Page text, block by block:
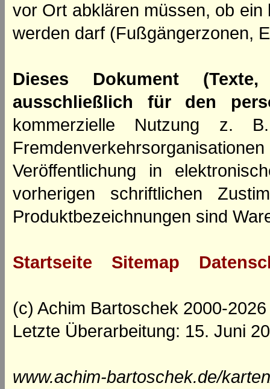
vor Ort abklären müssen, ob
werden darf (Fußgängerzonen,
Dieses Dokument
ausschließlich für den
kommerzielle Nutzung z.
Veröffentlichung in
vorherigen schriftlichen
Produktbezeichnungen sind
Startseite Sitemap
(c) Achim Bartoschek 2000-2026
Letzte Überarbeitung: 15. Juni
www.achim-bartoschek.de/